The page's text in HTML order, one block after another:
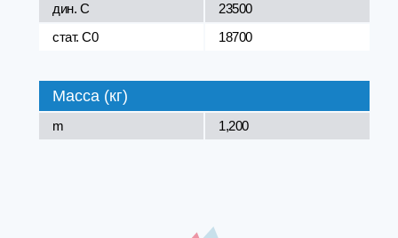
дин. C
23500
стат. C0
18700
Масса (кг)
m 1,200